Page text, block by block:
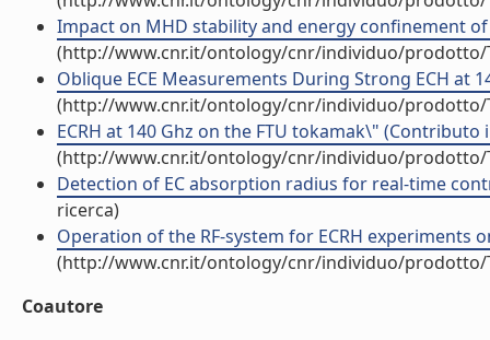
Impact on MHD stability and energy confinement
(http://www.cnr.it/ontology/cnr/individuo/prodotto/
Oblique ECE Measurements During Strong ECH at
(http://www.cnr.it/ontology/cnr/individuo/prodotto/
ECRH at 140 Ghz on the FTU tokamak\"
(http://www.cnr.it/ontology/cnr/individuo/prodotto/
Detection of EC absorption radius for real-time
ricerca)
Operation of the RF-system for ECRH experiments
(http://www.cnr.it/ontology/cnr/individuo/prodotto/
Coautore